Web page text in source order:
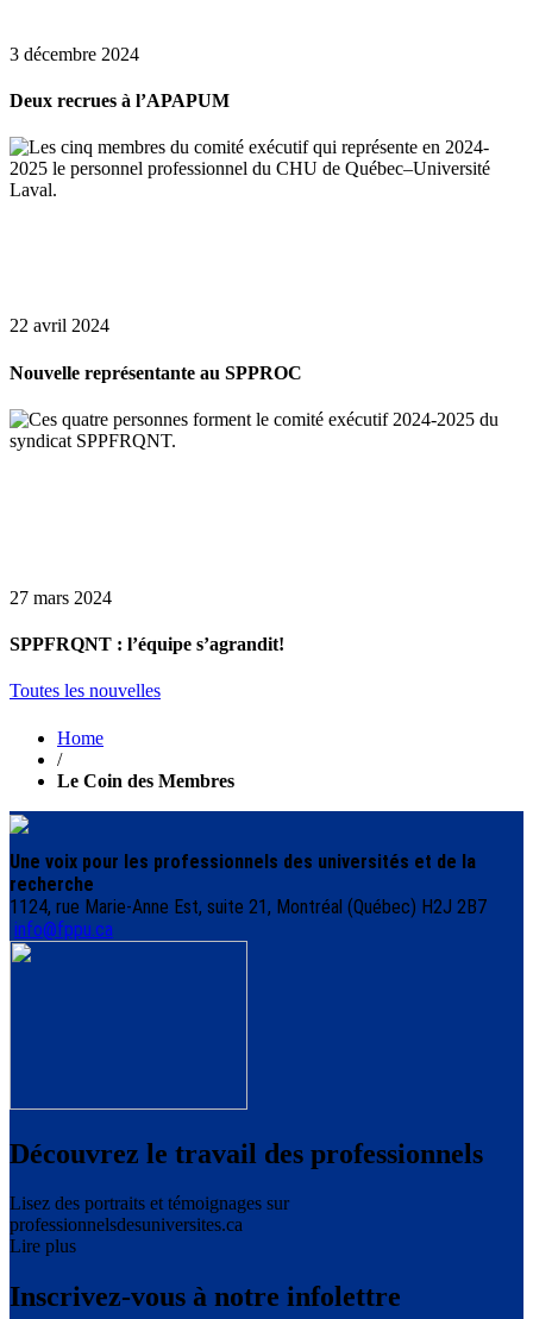
3 décembre 2024
Deux recrues à l’APAPUM
22 avril 2024
Nouvelle représentante au SPPROC
27 mars 2024
SPPFRQNT : l’équipe s’agrandit!
Toutes les nouvelles
Home
/
Le Coin des Membres
Une voix pour les professionnels des universités et de la
recherche
1124, rue Marie-Anne Est, suite 21, Montréal (Québec) H2J 2B7
info@fppu.ca
Découvrez le travail des professionnels
Lisez des portraits et témoignages sur
professionnelsdesuniversites.ca
Lire plus
Inscrivez-vous à notre infolettre